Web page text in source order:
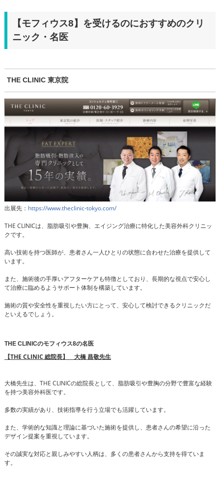
【モフィウス8】を受けるのにおすすめのクリ
ニック・名医
THE CLINIC 東京院
出展先： https://www.theclinic-tokyo.com/
THE CLINICは、脂肪吸引や豊胸、エイジング治療に特化した美容外科クリニッ
クです。
高い技術を持つ医師が、患者さん一人ひとりの状態に合わせた治療を提供して
います。
また、施術後の手厚いアフターケアも特徴としており、長期的な視点で安心し
て治療に臨めるようサポート体制を構築しています。
施術の質や安全性を重視したい方にとって、安心して検討できるクリニックだ
といえるでしょう。
THE CLINICのモフィウス8の名医
【THE CLINIC 総院長】 大橋 昌敬先生
大橋先生は、THE CLINICの総院長として、脂肪吸引や豊胸の分野で豊富な経験
を持つ美容外科医です。
多数の実績があり、技術指導を行う立場でも活躍しています。
また、学術的な知識と理論に基づいた施術を提供し、患者さんの希望に沿った
デザイン提案を重視しています。
その誠実な対応と親しみやすい人柄は、多くの患者さんから支持を得ていま
す。